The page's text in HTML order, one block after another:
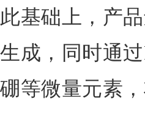
此基础上，产
生成，同时通
硼等微量元素